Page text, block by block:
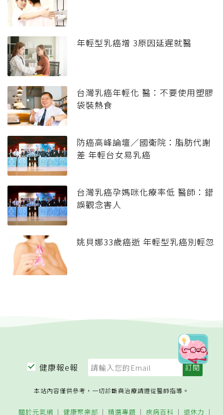
年輕型乳癌增 3原因延遲就醫
台灣乳癌年輕化 醫：不要使用塑膠
袋裝熱食
防癌高峰論壇／國衛院：脂肪代謝
差 年輕台女易乳癌
台灣乳癌孕媽咪化療率低 醫師：錯
誤觀念害人
姚貝娜33歲癌逝 年輕型乳癌別輕忽
健康報e報
本站內容僅供參考，一切診斷與治療請遵從醫師指導。
關於元氣網 健康聚樂部 精選專題 疾病百科 退休力